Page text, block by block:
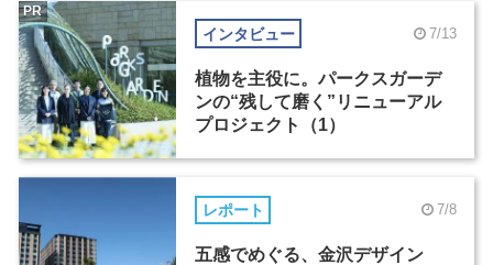
インタビュー 7/13
植物を主役に。パークスガーデ
ンの“残して磨く”リニューアル
プロジェクト（1）
PR
レポート 7/8
五感でめぐる、金沢デザイン